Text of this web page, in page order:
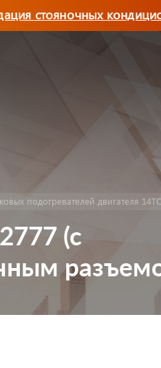
стояночных
подогревателей двигателя
(с